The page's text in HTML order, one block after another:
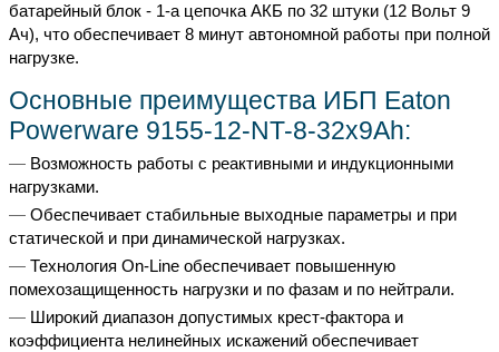
батарейный блок - 1-а цепочка АКБ по 32 штуки (12 Вольт 9
Ач), что обеспечивает 8 минут автономной работы при полной
нагрузке.
Основные преимущества ИБП Eaton
Powerware 9155-12-NT-8-32x9Ah:
Возможность работы с реактивными и индукционными
нагрузками.
Обеспечивает стабильные выходные параметры и при
статической и при динамической нагрузках.
Технология On-Line обеспечивает повышенную
помехозащищенность нагрузки и по фазам и по нейтрали.
Широкий диапазон допустимых крест-фактора и
коэффициента нелинейных искажений обеспечивает